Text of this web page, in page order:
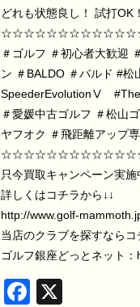
どれも状態良し！ 試打OK
＃ゴルフ ＃初心者大歓迎
ン ＃BALDO ＃バルド #松
SpeederEvolutionⅤ
＃愛媛中古ゴルフ ＃松山
ヤフオク ＃飛距離アップ
只今買取キャンペーン実
詳しくはコチラから↓↓
http://www.golf-
当店のクラブを探すならコ
ゴルフ銀座どっとネット
Facebook